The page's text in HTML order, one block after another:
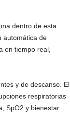
dentro de esta
automática de
en tiempo real,
y de descanso. El
respiratorias
SpO2 y bienestar